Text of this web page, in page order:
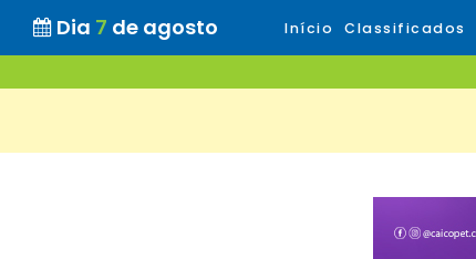
Dia 7 de agosto Início Classificados